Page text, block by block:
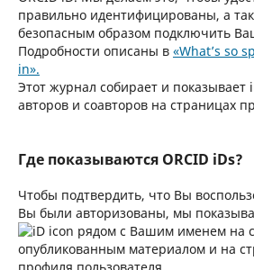
правильно идентифицированы, а
безопасным образом подключить
Подробности описаны в «What’s so
in».
Этот журнал собирает и показывает
авторов и соавторов на страницах
Где показываются ORCID iDs?
Чтобы подтвердить, что Вы
Вы были авторизованы, мы
рядом с Вашим именем на
опубликованным материалом и на